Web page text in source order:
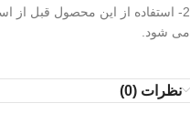
2- استفاده از این محصول قبل از
می شود.
نظرات (0)